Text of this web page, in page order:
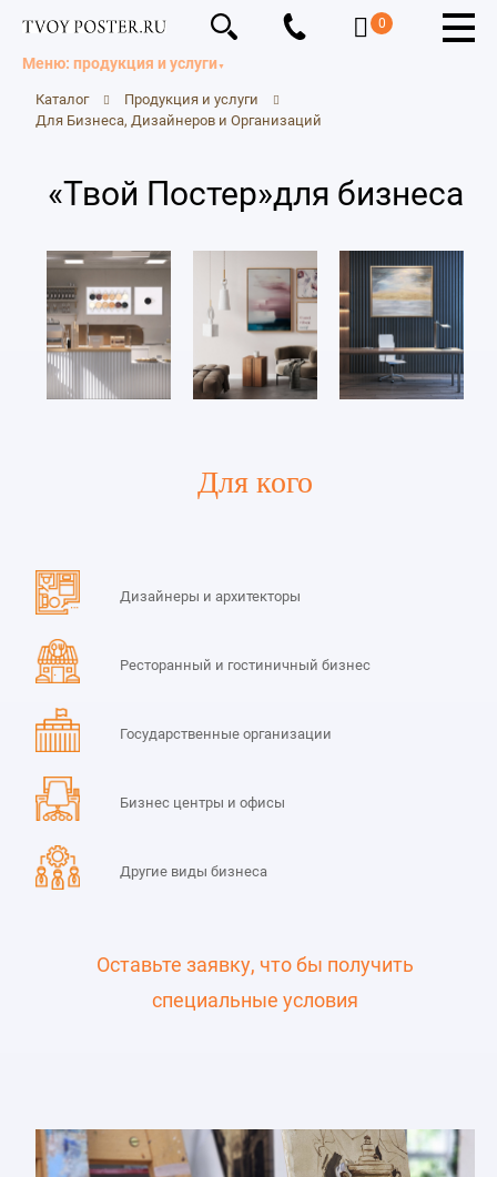
0
Меню: продукция и услуги
Каталог
Продукция и услуги
Для Бизнеса, Дизайнеров и Организаций
«Твой Постер»для бизнеса
Для кого
Дизайнеры и архитекторы
Ресторанный и гостиничный бизнес
Государственные организации
Бизнес центры и офисы
Другие виды бизнеса
Оставьте заявку, что бы получить
специальные условия